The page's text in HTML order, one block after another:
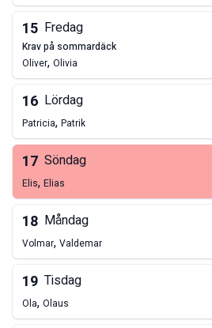
15 Fredag
krav på sommardäck
Oliver, Olivia
16 Lördag
Patricia, Patrik
17 Söndag
Elis, Elias
18 Måndag
Volmar, Valdemar
19 Tisdag
Ola, Olaus